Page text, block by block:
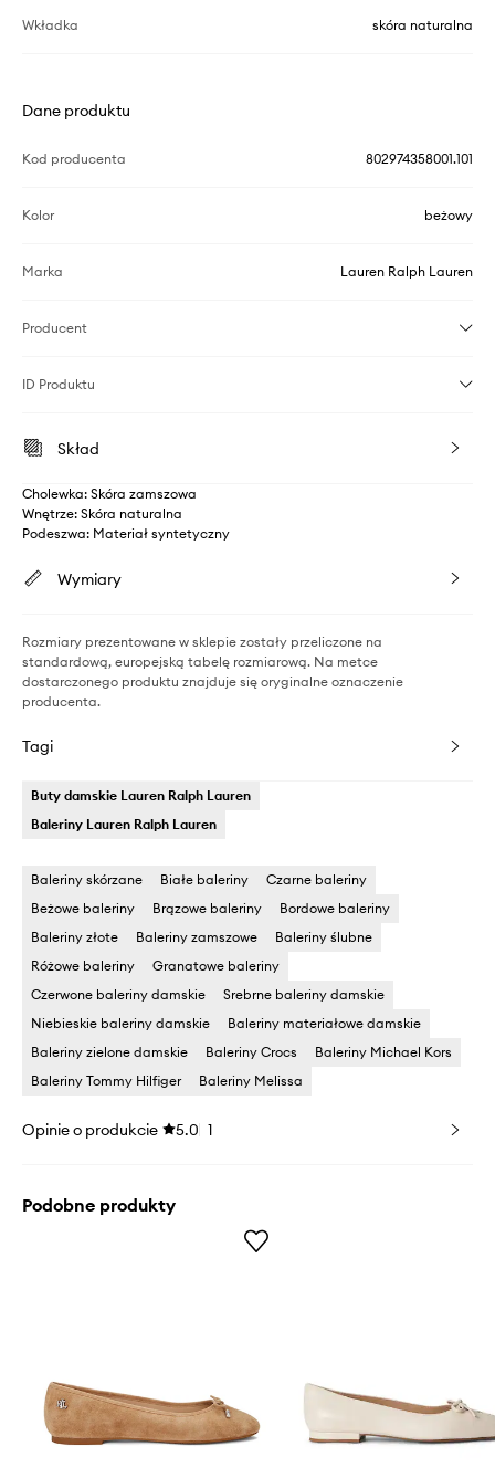
Wkładka skóra naturalna
Dane produktu
Kod producenta 802974358001.101
Kolor beżowy
Marka Lauren Ralph Lauren
Producent
ID Produktu
Skład
Cholewka: Skóra zamszowa
Wnętrze: Skóra naturalna
Podeszwa: Materiał syntetyczny
Wymiary
Rozmiary prezentowane w sklepie zostały przeliczone na
standardową, europejską tabelę rozmiarową. Na metce
dostarczonego produktu znajduje się oryginalne oznaczenie
producenta.
Tagi
Buty damskie Lauren Ralph Lauren
Baleriny Lauren Ralph Lauren
Baleriny skórzane Białe baleriny
Czarne baleriny
Beżowe baleriny
Brązowe baleriny
Bordowe baleriny
Baleriny złote
Baleriny zamszowe
Baleriny ślubne
Różowe baleriny
Granatowe baleriny
Czerwone baleriny damskie
Srebrne baleriny damskie
Niebieskie baleriny damskie
Baleriny materiałowe damskie
Baleriny zielone damskie
Baleriny Crocs
Baleriny Michael Kors
Baleriny Tommy Hilfiger
Baleriny Melissa
Opinie o produkcie 5.0 1
Podobne produkty